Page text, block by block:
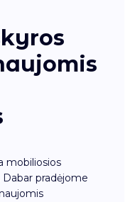
mobiliosios
pradėjome